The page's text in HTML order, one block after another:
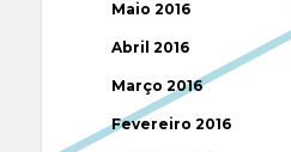
Maio 2016
Abril 2016
Março 2016
Fevereiro 2016